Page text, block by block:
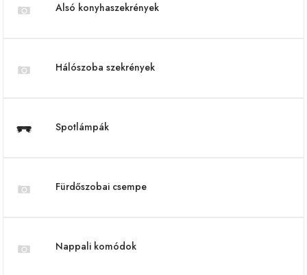
Alsó konyhaszekrények
Hálószoba szekrények
Spotlámpák
Fürdőszobai csempe
Nappali komódok